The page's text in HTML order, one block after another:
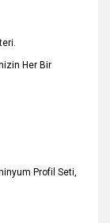
Her Bir
Profil Seti,